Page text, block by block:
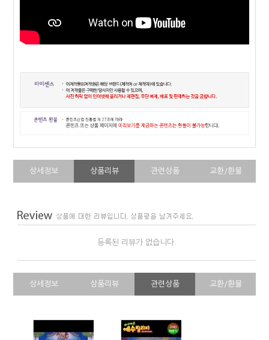
상세정보 상품리뷰 관련상품 교환/환불
등록된 리뷰가 없습니다.
상세정보 상품리뷰 관련상품 교환/환불